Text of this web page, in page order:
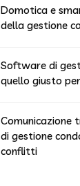
Domotica e
della gestione
Software di
quello giusto
Comunicazione
di gestione
conflitti